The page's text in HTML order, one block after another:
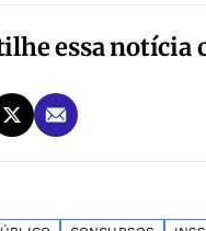
essa notícia